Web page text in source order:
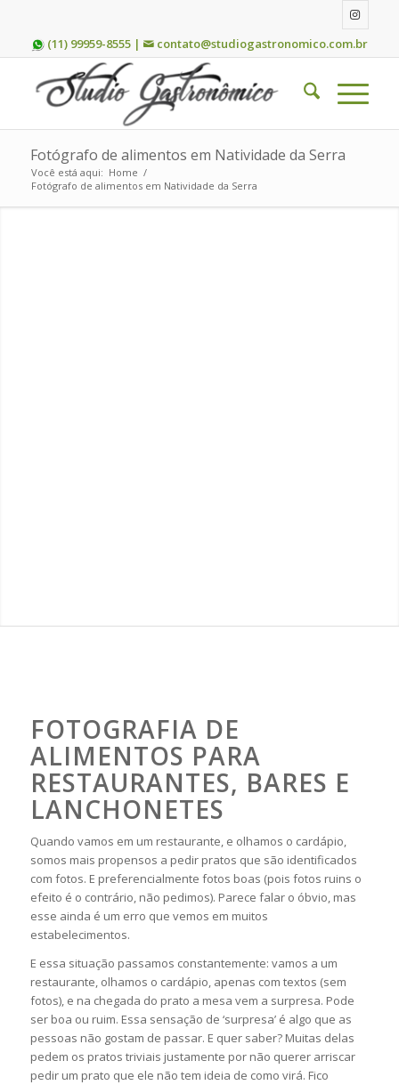
(11) 99959-8555 | contato@studiogastronomico.com.br
Fotógrafo de alimentos em Natividade da Serra
Você está aqui: Home /
Fotógrafo de alimentos em Natividade da Serra
FOTOGRAFIA DE
ALIMENTOS PARA
RESTAURANTES, BARES E
LANCHONETES
Quando vamos em um restaurante, e olhamos o cardápio,
somos mais propensos a pedir pratos que são identificados
com fotos. E preferencialmente fotos boas (pois fotos ruins o
efeito é o contrário, não pedimos). Parece falar o óbvio, mas
esse ainda é um erro que vemos em muitos
estabelecimentos.
E essa situação passamos constantemente: vamos a um
restaurante, olhamos o cardápio, apenas com textos (sem
fotos), e na chegada do prato a mesa vem a surpresa. Pode
ser boa ou ruim. Essa sensação de ‘surpresa’ é algo que as
pessoas não gostam de passar. E quer saber? Muitas delas
pedem os pratos triviais justamente por não querer arriscar
pedir um prato que ele não tem ideia de como virá. Fico